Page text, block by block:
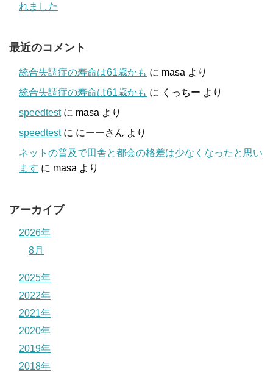
れました
最近のコメント
統合失調症の寿命は61歳かも に masa より
統合失調症の寿命は61歳かも に くっちー より
speedtestに masa より
speedtestに にーーさん より
ネットの普及で田舎と都会の格差は少なくなったと思い
ます に masa より
アーカイブ
2026年
8月
2025年
2022年
2021年
2020年
2019年
2018年